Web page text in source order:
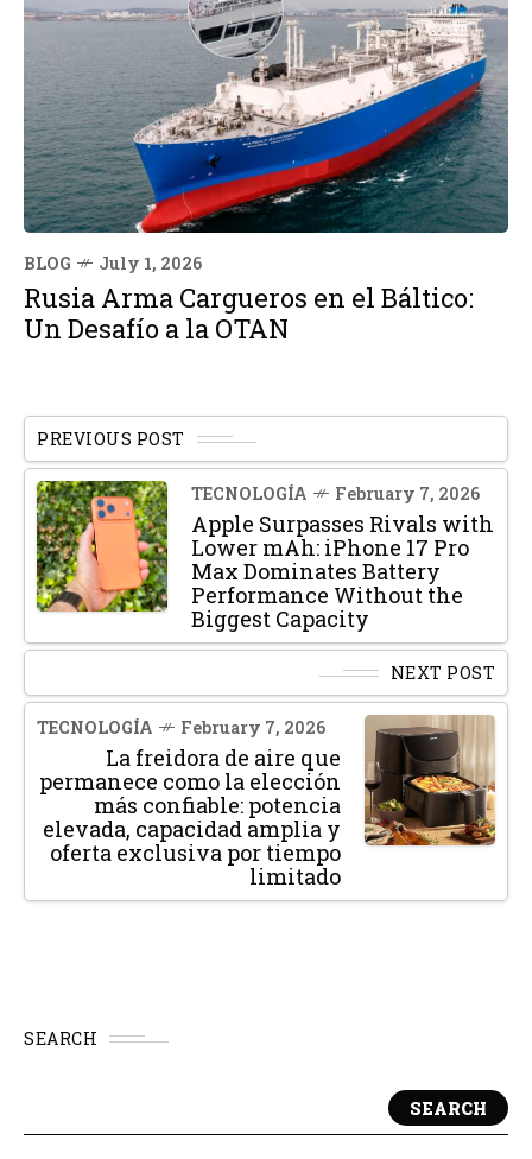
BLOG July 1, 2026
Rusia Arma Cargueros en el Báltico:
Un Desafío a la OTAN
PREVIOUS POST
TECNOLOGÍA February 7, 2026
Apple Surpasses Rivals with
Lower mAh: iPhone 17 Pro
Max Dominates Battery
Performance Without the
Biggest Capacity
NEXT POST
TECNOLOGÍA February 7, 2026
La freidora de aire que
permanece como la elección
más confiable: potencia
elevada, capacidad amplia y
oferta exclusiva por tiempo
limitado
SEARCH
SEARCH